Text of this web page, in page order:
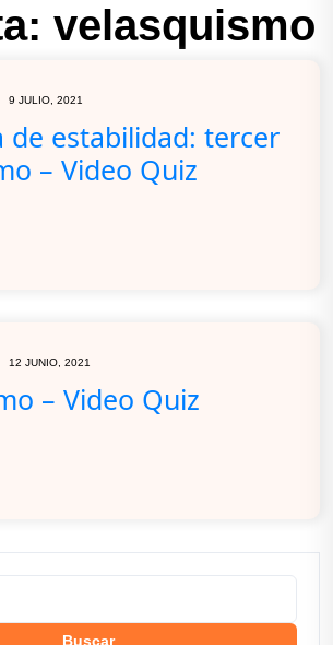
velasquismo
9 JULIO, 2021
de estabilidad: tercer
– Video Quiz
12 JUNIO, 2021
– Video Quiz